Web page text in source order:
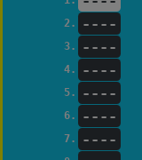
2. ----
3. ----
4. ----
5. ----
6. ----
7. ----